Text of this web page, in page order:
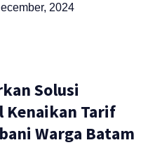
2024
Solusi
Kenaikan Tarif
Warga Batam